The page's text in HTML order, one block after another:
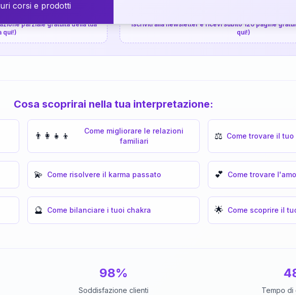
gratuita
parziale gratuita della tua
qui!)
Iscriviti alla newsletter e ricevi subito 120 pagine
qui!)
Cosa scoprirai nella tua interpretazione:
👨‍👩‍👧‍👦
Come migliorare le relazioni
familiari
⚖️ Come trovare il
💫 Come risolvere il karma passato 💕 Come trovare
🔮 Come bilanciare i tuoi chakra 🌟 Come scoprire il
98%
Soddisfazione clienti Tempo di
corsi e prodotti